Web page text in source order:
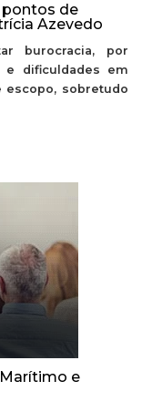
de
Azevedo
burocracia, por
e dificuldades em
escopo, sobretudo
e